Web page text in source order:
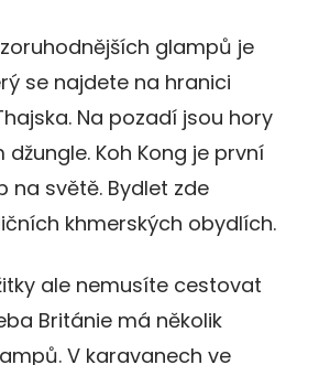
glampů je
se najdete na hranici
Na pozadí jsou hory
džungle. Koh Kong je první
na světě. Bydlet zde
khmerských obydlích.
ale nemusíte cestovat
Británie má několik
V karavanech ve